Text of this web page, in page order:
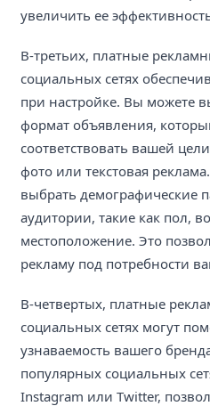
увеличить ее
В-третьих, платные
социальных сетях
при настройке. Вы можете
формат объявления,
соответствовать вашей
фото или текстовая
выбрать демографические
аудитории, такие как пол,
местоположение. Это
рекламу под потребности
В-четвертых, платные
социальных сетях могут
узнаваемость вашего
популярных социальных
Instagram или Twitter,